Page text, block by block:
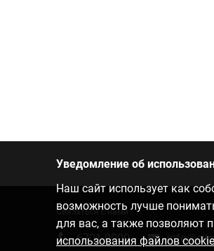
Уведомление об
Наш сайт использует как
возможность лучше
для вас, а также позволяют
использования файлов cookie
Связаться с нами
6701 0000